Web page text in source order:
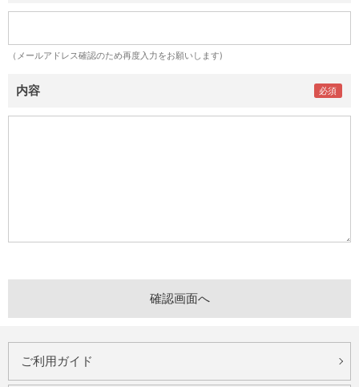
（メールアドレス確認のため再度入力をお願いします)
内容
ご利用ガイド